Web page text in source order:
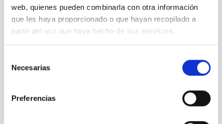
web, quienes pueden combinarla con otra información
que les haya proporcionado o que hayan recopilado a
partir del uso que haya hecho de sus servicios.
Necesarias
Preferencias
y reconstruir la mente.
(Versión de Myriam Díaz-Diocaretz)